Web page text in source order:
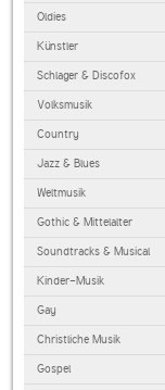
Oldies
Künstler
Schlager & Discofox
Volksmusik
Country
Jazz & Blues
Weltmusik
Gothic & Mittelalter
Soundtracks & Musical
Kinder-Musik
Gay
Christliche Musik
Gospel